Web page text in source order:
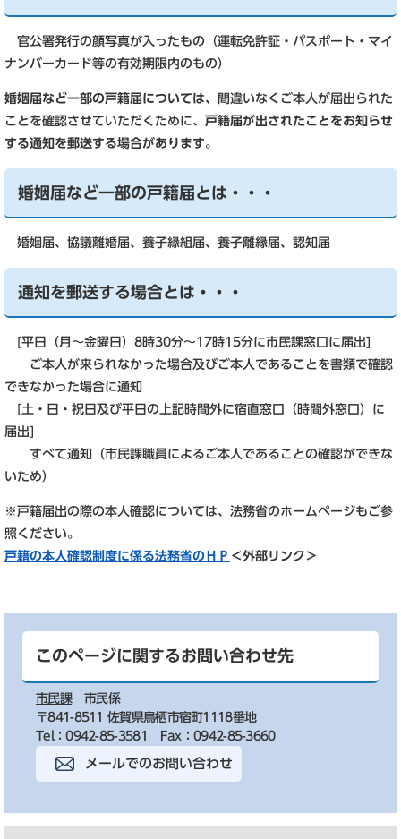
官公署発行の顔写真が入ったもの（運転免許証・パスポート・マイ
ナンバーカード等の有効期限内のもの）
婚姻届など一部の戸籍届については、
間違いなくご本人が届出られた
ことを確認させていただくために、 戸籍届が出されたことをお知らせ
する通知を郵送する場合があります。
婚姻届など一部の戸籍届とは・・・
婚姻届、協議離婚届、養子縁組届、養子離縁届、認知届
通知を郵送する場合とは・・・
[平日（月～金曜日）8時30分～17時15分に市民課窓口に届出]
ご本人が来られなかった場合及びご本人であることを書類で確認
できなかった場合に通知
[土・日・祝日及び平日の上記時間外に宿直窓口（時間外窓口）に
届出]
すべて通知（市民課職員によるご本人であることの確認ができな
いため）
※戸籍届出の際の本人確認については、法務省のホームページもご参
照ください。
戸籍の本人確認制度に係る法務省のＨＰ ＜外部リンク＞
このページに関するお問い合わせ先
市民課
市民係
〒841-8511 佐賀県鳥栖市宿町1118番地
Tel：0942-85-3581
Fax：0942-85-3660
メールでのお問い合わせ